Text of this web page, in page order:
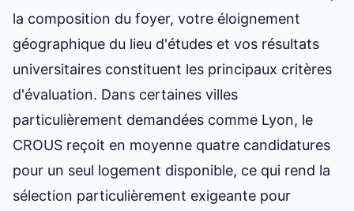
la composition du foyer, votre éloignement
géographique du lieu d'études et vos résultats
universitaires constituent les principaux critères
d'évaluation. Dans certaines villes
particulièrement demandées comme Lyon, le
CROUS reçoit en moyenne quatre candidatures
pour un seul logement disponible, ce qui rend la
sélection particulièrement exigeante pour